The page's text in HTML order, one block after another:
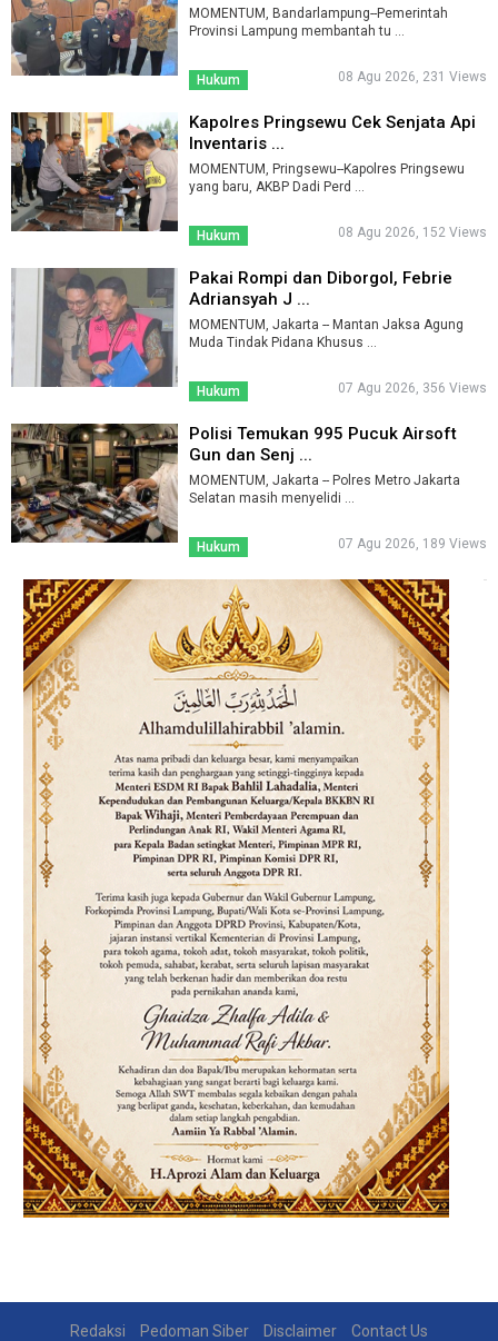
MOMENTUM, Bandarlampung--Pemerintah
Provinsi Lampung membantah tu ...
Hukum 08 Agu 2026, 231 Views
Kapolres Pringsewu Cek Senjata Api
Inventaris ...
MOMENTUM, Pringsewu--Kapolres Pringsewu
yang baru, AKBP Dadi Perd ...
Hukum 08 Agu 2026, 152 Views
Pakai Rompi dan Diborgol, Febrie
Adriansyah J ...
MOMENTUM, Jakarta -- Mantan Jaksa Agung
Muda Tindak Pidana Khusus ...
Hukum 07 Agu 2026, 356 Views
Polisi Temukan 995 Pucuk Airsoft
Gun dan Senj ...
MOMENTUM, Jakarta -- Polres Metro Jakarta
Selatan masih menyelidi ...
Hukum 07 Agu 2026, 189 Views
Redaksi Pedoman Siber Disclaimer Contact Us